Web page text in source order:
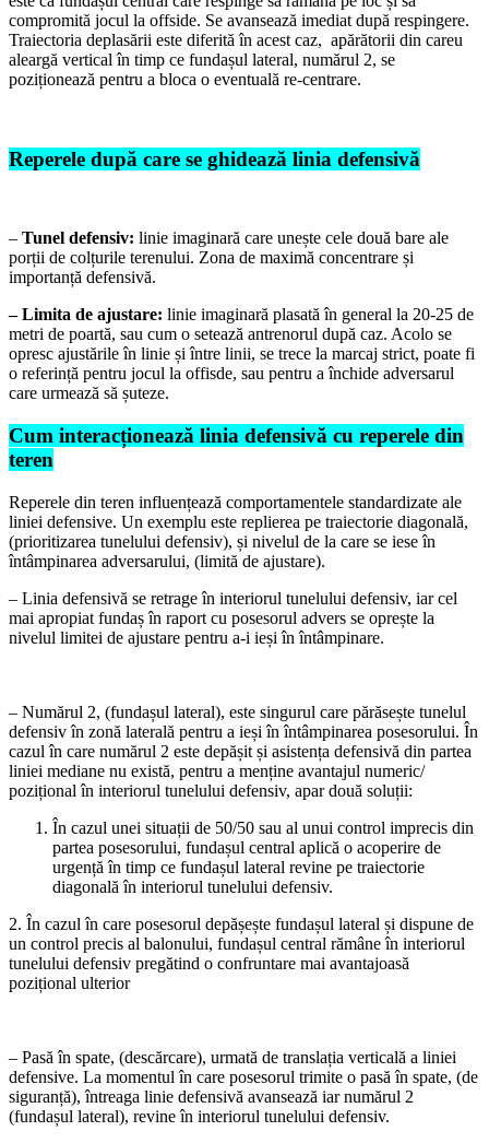
compromită jocul la offside. Se avansează imediat după respingere.
Traiectoria deplasării este diferită în acest caz, apărătorii din careu
aleargă vertical în timp ce fundașul lateral, numărul 2, se
poziționează pentru a bloca o eventuală re-centrare.
Reperele după care se ghidează linia defensivă
– Tunel defensiv: linie imaginară care unește cele două bare ale
porții de colțurile terenului. Zona de maximă concentrare și
importanță defensivă.
– Limita de ajustare: linie imaginară plasată în general la 20-25 de
metri de poartă, sau cum o setează antrenorul după caz. Acolo se
opresc ajustările în linie și între linii, se trece la marcaj strict, poate fi
o referință pentru jocul la offisde, sau pentru a închide adversarul
care urmează să șuteze.
Cum interacționează linia defensivă cu reperele din
teren
Reperele din teren influențează comportamentele standardizate ale
liniei defensive. Un exemplu este replierea pe traiectorie diagonală,
(prioritizarea tunelului defensiv), și nivelul de la care se iese în
întâmpinarea adversarului, (limită de ajustare).
– Linia defensivă se retrage în interiorul tunelului defensiv, iar cel
mai apropiat fundaș în raport cu posesorul advers se oprește la
nivelul limitei de ajustare pentru a-i ieși în întâmpinare.
– Numărul 2, (fundașul lateral), este singurul care părăsește tunelul
defensiv în zonă laterală pentru a ieși în întâmpinarea posesorului. În
cazul în care numărul 2 este depășit și asistența defensivă din partea
liniei mediane nu există, pentru a menține avantajul numeric/
pozițional în interiorul tunelului defensiv, apar două soluții:
În cazul unei situații de 50/50 sau al unui control imprecis din
partea posesorului, fundașul central aplică o acoperire de
urgență în timp ce fundașul lateral revine pe traiectorie
diagonală în interiorul tunelului defensiv.
2. În cazul în care posesorul depășește fundașul lateral și dispune de
un control precis al balonului, fundașul central rămâne în interiorul
tunelului defensiv pregătind o confruntare mai avantajoasă
pozițional ulterior
– Pasă în spate, (descărcare), urmată de translația verticală a liniei
defensive. La momentul în care posesorul trimite o pasă în spate, (de
siguranță), întreaga linie defensivă avansează iar numărul 2
(fundașul lateral), revine în interiorul tunelului defensiv.